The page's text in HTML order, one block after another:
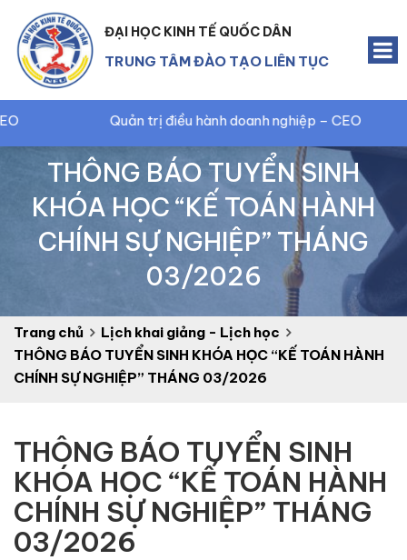
ĐẠI HỌC KINH TẾ QUỐC DÂN
TRUNG TÂM ĐÀO TẠO LIÊN TỤC
Quản trị điều hành doanh nghiệp – CEO
THÔNG BÁO TUYỂN SINH
KHÓA HỌC “KẾ TOÁN HÀNH
CHÍNH SỰ NGHIỆP” THÁNG
03/2026
Trang chủ
Lịch khai giảng - Lịch học
THÔNG BÁO TUYỂN SINH KHÓA HỌC “KẾ TOÁN HÀNH
CHÍNH SỰ NGHIỆP” THÁNG 03/2026
THÔNG BÁO TUYỂN SINH
KHÓA HỌC “KẾ TOÁN HÀNH
CHÍNH SỰ NGHIỆP” THÁNG
03/2026